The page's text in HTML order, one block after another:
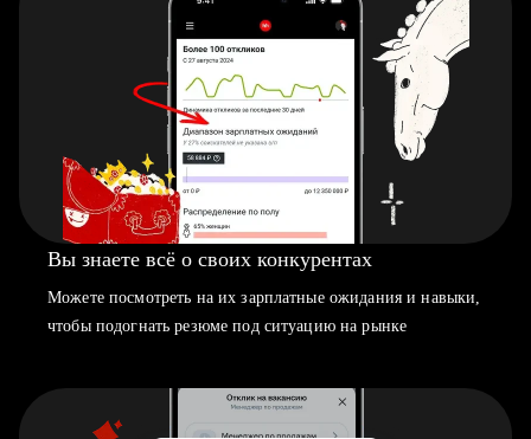
Вы знаете всё о своих конкурентах
Можете посмотреть на их зарплатные ожидания и навыки,
чтобы подогнать резюме под ситуацию на рынке